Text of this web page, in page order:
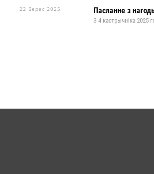
22 Верас 2025 Пасланне з
З 4 кастрычніка 2025